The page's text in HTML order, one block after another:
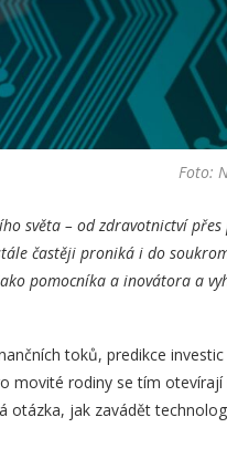
Foto:
světa – od zdravotnictví
častěji proniká i do
pomocníka a inovátora a
toků, predikce
movité rodiny se tím
jak zavádět